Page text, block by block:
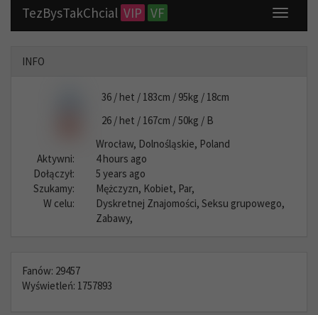
Toggle
TezBysTakChcial VIP VF
INFO
36 / het / 183cm / 95kg / 18cm
26 / het / 167cm / 50kg / B
Wrocław, Dolnośląskie, Poland
Aktywni:
4 hours ago
Dołączył:
5 years ago
Szukamy:
Mężczyzn, Kobiet, Par,
W celu:
Dyskretnej Znajomości, Seksu grupowego,
Zabawy,
Fanów: 29457
Wyświetleń: 1757893